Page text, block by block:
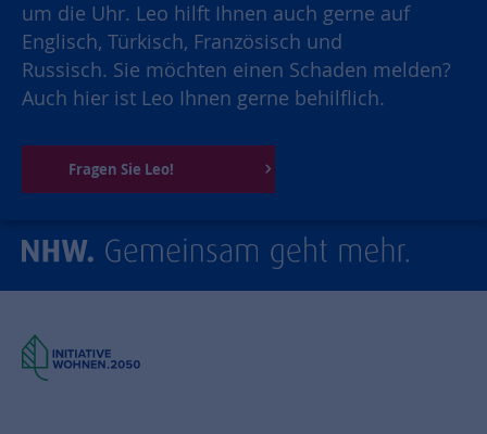
um die Uhr. Leo hilft Ihnen auch gerne auf
Englisch, Türkisch, Französisch und
Russisch. Sie möchten einen Schaden melden?
Auch hier ist Leo Ihnen gerne behilflich.
Fragen Sie Leo!